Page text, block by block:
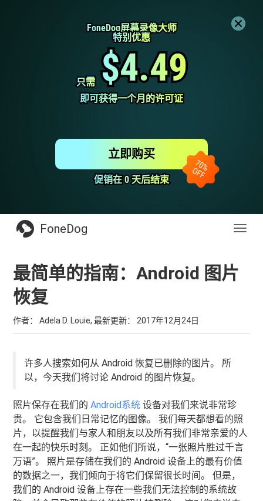
FoneDog屏幕录像大师
FoneDog屏幕录像大师
特别优惠
特别优惠
只需
只需 $4.49
$4.49
即可获得一个月的许可证
即可获得一个月的许可证
促销在 0 天后结束
促销在 0 天后结束
立即购买
FoneDog
最简单的指南：Android 图片
恢复
作者： Adela D. Louie, 最新更新： 2017年12月24日
许多人搜索如何从 Android 恢复已删除的图片。 所
以，今天我们将讨论 Android 的图片恢复。
照片保存在我们的Android系统设备对我们来说非常珍
贵。 它包含我们日常记忆的图像。 我们每天都想看的照
片，以提醒我们与家人和朋友以及所有我们非常亲爱的人
在一起的快乐时刻。 正如他们所说，“一张照片胜过千言
万语”。 照片是存储在我们的 Android 设备上的最有价值
的数据之一，我们倾向于将它们保留很长时间。 但是，
我们的 Android 设备上存在一些我们无法控制的系统故